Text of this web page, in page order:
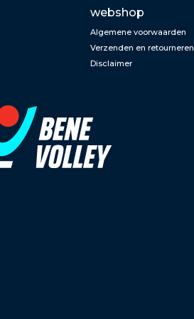
webshop
Algemene voorwaarden
Verzenden en retourneren
Disclaimer